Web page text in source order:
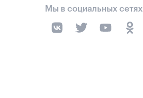
Мы в социальных сетях